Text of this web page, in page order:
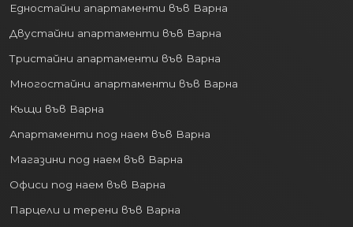
Едностайни апартаменти във Варна
Двустайни апартаменти във Варна
Тристайни апартаменти във Варна
Многостайни апартаменти във Варна
Къщи във Варна
Апартаменти под наем във Варна
Магазини под наем във Варна
Офиси под наем във Варна
Парцели и терени във Варна